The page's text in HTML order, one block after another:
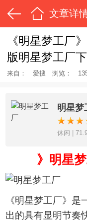
文章详
《明星梦工厂
版明星梦工厂
来自： 爱搜 浏览：
明星梦
休闲 |
》明星
《明星梦工厂》
出的具有显明节奏